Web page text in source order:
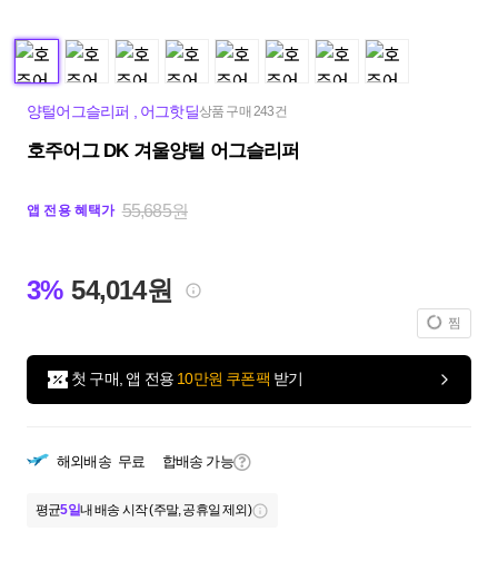
양털어그슬리퍼 어그핫딜상품 구매 243건
호주어그 DK 겨울양털 어그슬리퍼
앱 전용 혜택가 55,685원
3% 54,014원
찜
첫 구매, 앱 전용 10만원 쿠폰팩 받기
해외배송 무료 합배송 가능
평균5일내 배송 시작 (주말, 공휴일 제외)